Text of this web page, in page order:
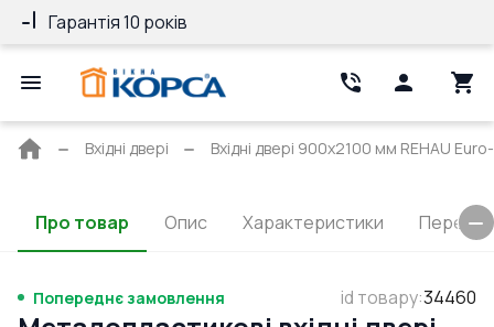
Гарантія 10 років
Головна
Вхідні двері Вхідні двері 900x2100 мм REHAU
Про товар Опис Характеристики
Попереднє замовлення id товару:34460